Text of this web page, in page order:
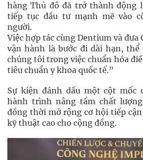
hàng Thủ đô đã trở thành động
tiếp tục đầu tư mạnh mẽ vào
người.
Việc hợp tác cùng Dentium và đưa
vận hành là bước đi dài hạn, thể
chúng tôi trong việc chuẩn hóa
tiêu chuẩn y khoa quốc tế.”
Sự kiện đánh dấu một cột mốc
hành trình nâng tầm chất
đồng thời mở rộng cơ hội tiếp
kỹ thuật cao cho cộng đồng.